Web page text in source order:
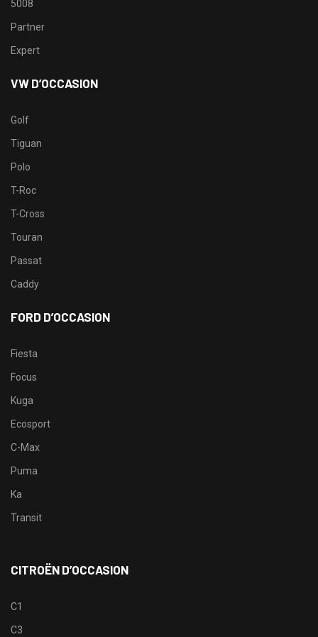
5008
Partner
Expert
VW D’OCCASION
Golf
Tiguan
Polo
T-Roc
T-Cross
Touran
Passat
Caddy
FORD D’OCCASION
Fiesta
Focus
Kuga
Ecosport
C-Max
Puma
Ka
Transit
CITROËN D’OCCASION
C1
C3